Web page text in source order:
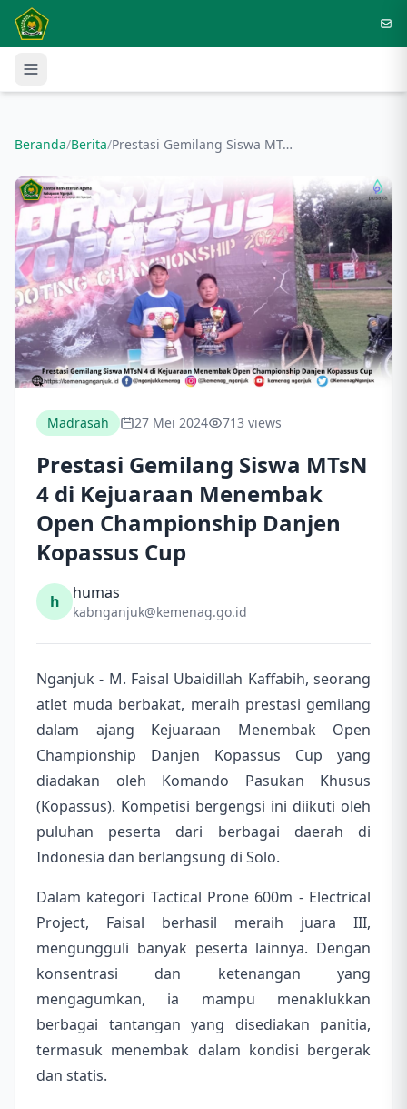
Langsung ke konten utama
Beranda/Berita/ Prestasi Gemilang Siswa MTsN 4 di Kejuaraan Menembak Open Championship Danjen Kopassus Cup
Madrasah 27 Mei 2024 713 views
Prestasi Gemilang Siswa MTsN
4 di Kejuaraan Menembak
Open Championship Danjen
Kopassus Cup
h humas
kabnganjuk@kemenag.go.id
Nganjuk - M. Faisal Ubaidillah Kaffabih, seorang
atlet muda berbakat, meraih prestasi gemilang
dalam ajang Kejuaraan Menembak Open
Championship Danjen Kopassus Cup yang
diadakan oleh Komando Pasukan Khusus
(Kopassus). Kompetisi bergengsi ini diikuti oleh
puluhan peserta dari berbagai daerah di
Indonesia dan berlangsung di Solo.
Dalam kategori Tactical Prone 600m - Electrical
Project, Faisal berhasil meraih juara III,
mengungguli banyak peserta lainnya. Dengan
konsentrasi dan ketenangan yang
mengagumkan, ia mampu menaklukkan
berbagai tantangan yang disediakan panitia,
termasuk menembak dalam kondisi bergerak
dan statis.